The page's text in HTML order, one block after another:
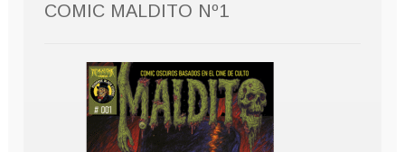
COMIC MALDITO Nº1